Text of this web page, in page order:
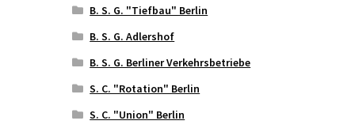
B. S. G. "Tiefbau" Berlin
B. S. G. Adlershof
B. S. G. Berliner Verkehrsbetriebe
S. C. "Rotation" Berlin
S. C. "Union" Berlin